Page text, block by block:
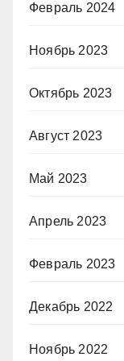
Февраль 2024
Ноябрь 2023
Октябрь 2023
Август 2023
Май 2023
Апрель 2023
Февраль 2023
Декабрь 2022
Ноябрь 2022